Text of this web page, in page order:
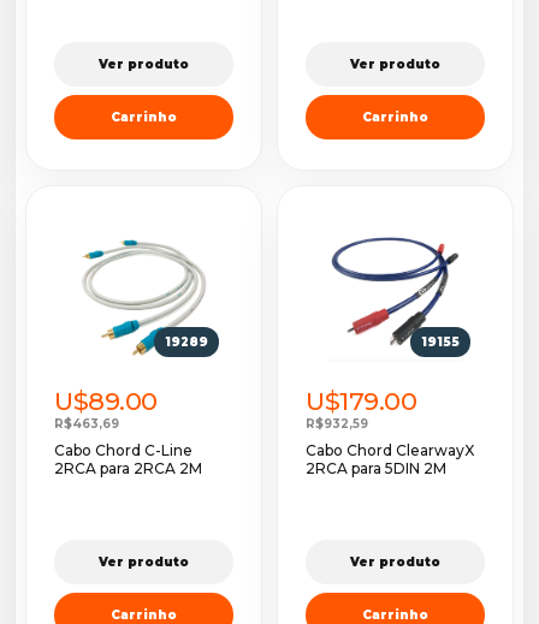
Ver produto
Carrinho
Ver produto
Carrinho
19289
U$89.00
R$463,69
Cabo Chord C-Line
2RCA para 2RCA 2M
Ver produto
Carrinho
19155
U$179.00
R$932,59
Cabo Chord ClearwayX
2RCA para 5DIN 2M
Ver produto
Carrinho